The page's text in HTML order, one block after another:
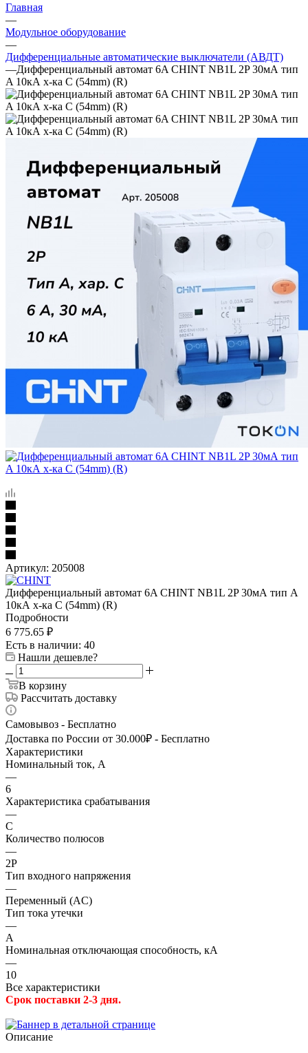
Главная
—
Модульное оборудование
—
Дифференциальные автоматические выключатели (АВДТ)
—Дифференциальный автомат 6A CHINT NB1L 2P 30мА тип
A 10кА х-ка C (54mm) (R)
Артикул: 205008
Дифференциальный автомат 6A CHINT NB1L 2P 30мА тип A
10кА х-ка C (54mm) (R)
Подробности
6 775.65 ₽
Есть в наличии: 40
Нашли дешевле?
В корзину
Рассчитать доставку
Самовывоз - Бесплатно
Доставка по России от 30.000₽ - Бесплатно
Характеристики
Номинальный ток, А
—
6
Характеристика срабатывания
—
C
Количество полюсов
—
2P
Тип входного напряжения
—
Переменный (AC)
Тип тока утечки
—
A
Номинальная отключающая способность, кА
—
10
Все характеристики
Срок поставки 2-3 дня.
Описание